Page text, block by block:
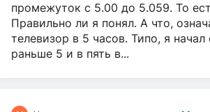
промежуток с 5.00 до 5.059. То
Правильно ли я понял. А что,
телевизор в 5 часов. Типо, я начал
раньше 5 и в пять в...